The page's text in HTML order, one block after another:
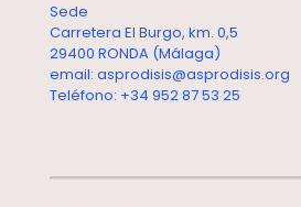
Sede
Carretera El Burgo, km. 0,5
29400 RONDA (Málaga)
email: asprodisis@asprodisis.org
Teléfono: +34 952 87 53 25